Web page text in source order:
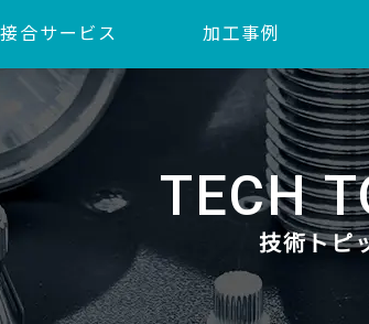
合サービス
接接合サービス
成形接合サービス
加工事例
TECH
技術トピ